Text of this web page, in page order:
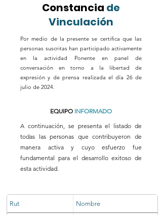
Constancia de
Vinculación
Por medio de la presente se certifica que las
personas suscritas han participado activamente
en la actividad Ponente en panel de
conversación en torno a la libertad de
expresión y de prensa realizada el día 26 de
julio de 2024.
EQUIPO INFORMADO
A continuación, se presenta el listado de
todas las personas que contribuyeron de
manera activa y cuyo esfuerzo fue
fundamental para el desarrollo exitoso de
esta actividad.
Rut Nombre